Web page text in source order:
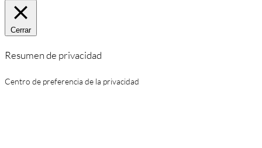
Cerrar
Resumen de privacidad
Centro de preferencia de la privacidad